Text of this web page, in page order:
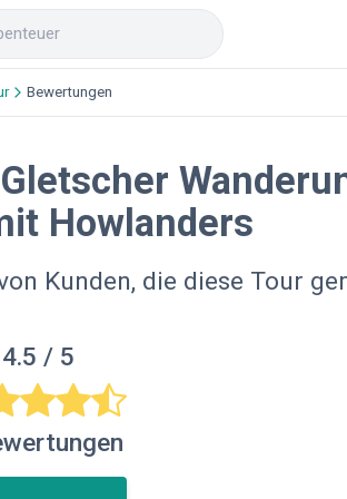
Bewertungen
Howlanders
Kunden, die diese Tour
4.5 / 5